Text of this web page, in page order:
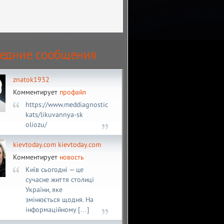
сообщения
znatok1932
Комментирует профайл
https://www.meddiagnostica.com.ua/uk/publ-
kats/likuvannya-sk
oliozu/
kievtoday.com kievtoday.com
Комментирует новость
Київ сьогодні — це
сучасне життя столиці
України, яке
змінюється щодня. На
інформаційному […]